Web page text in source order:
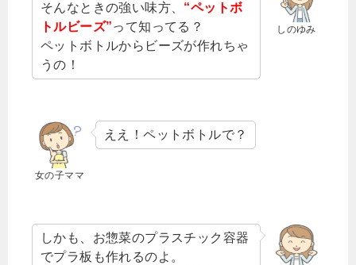
しのゆみ
そんなときの強い味方、 “ペットボ
トルビーズ”って知ってる？
ペットボトルからビーズが作れちゃ
うの！
女の子ママ
ええ！ペットボトルで？
しかも、お惣菜のプラスチック容器
でプラ板も作れるのよ。